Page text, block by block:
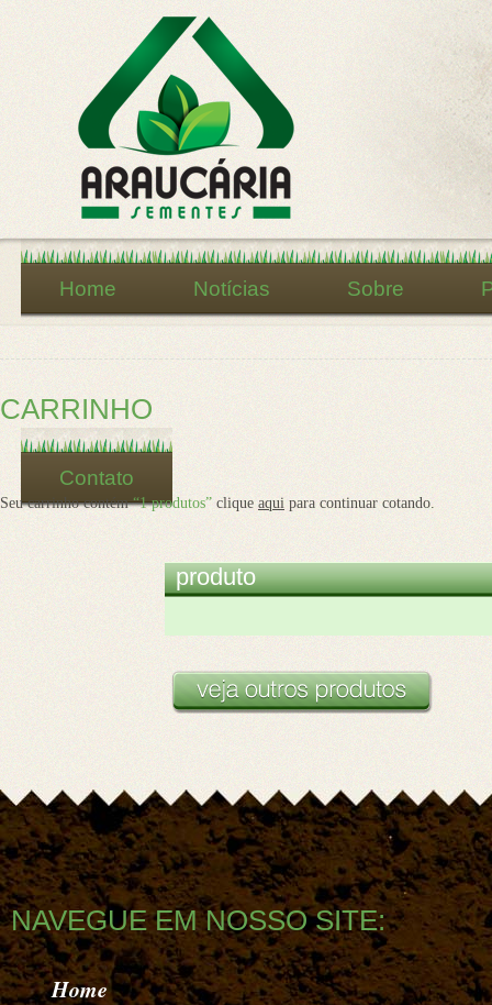
Home Notícias Sobre
Contato
CARRINHO
Seu carrinho contém“1 produtos” clique aqui para continuar cotando.
produto
NAVEGUE EM NOSSO SITE:
Home